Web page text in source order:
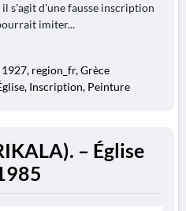
il s'agit d'une fausse inscription
imiter...
region_fr, Grèce
Inscription, Peinture
– Église